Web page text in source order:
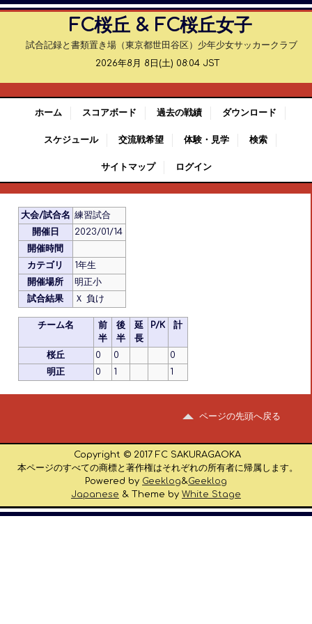
FC桜丘 & FC桜丘女子
試合記録と書類置き場（東京都世田谷区）少年少女サッカークラブ
2026年8月 8日(土) 08:04 JST
ホーム スコアボード 過去の戦績 ダウンロード
スケジュール 交流戦希望 体験・見学 検索
サイトマップ ログイン
大会/試合名 練習試合
開催日
2023/01/14
開催時間
カテゴリ
1年生
開催場所
明正小
試合結果
Ｘ 負け
チーム名
前
半
後
半
延
長
P/K 計
桜丘 0 0
0
明正
0 1 1
ページの先頭へ戻る
Copyright © 2017 FC SAKURAGAOKA
本ページのすべての商標と著作権はそれぞれの所有者に帰属します。
Powered by Geeklog&Geeklog
Japanese & Theme by White Stage